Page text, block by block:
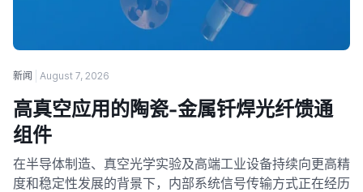
新闻 August 7, 2026
高真空应用的陶瓷-金属钎焊光纤馈通
组件
在半导体制造、真空光学实验及高端工业设备持续向更高精
度和稳定性发展的背景下，内部系统信号传输方式正在经历